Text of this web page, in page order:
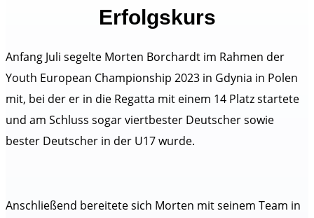
Erfolgskurs
Anfang Juli segelte Morten Borchardt im Rahmen der
Youth European Championship 2023 in Gdynia in Polen
mit, bei der er in die Regatta mit einem 14 Platz startete
und am Schluss sogar viertbester Deutscher sowie
bester Deutscher in der U17 wurde.
Anschließend bereitete sich Morten mit seinem Team in